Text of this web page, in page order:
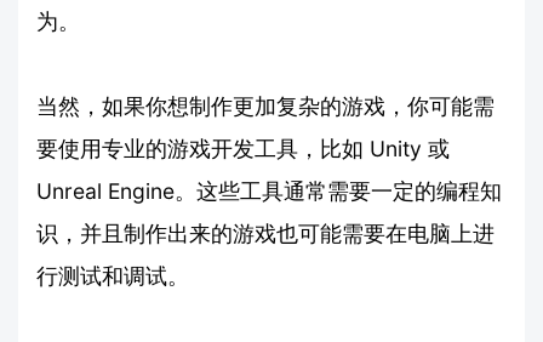
为。
当然，如果你想制作更加复杂的游戏，你可能需
要使用专业的游戏开发工具，比如 Unity 或
Unreal Engine。这些工具通常需要一定的编程知
识，并且制作出来的游戏也可能需要在电脑上进
行测试和调试。